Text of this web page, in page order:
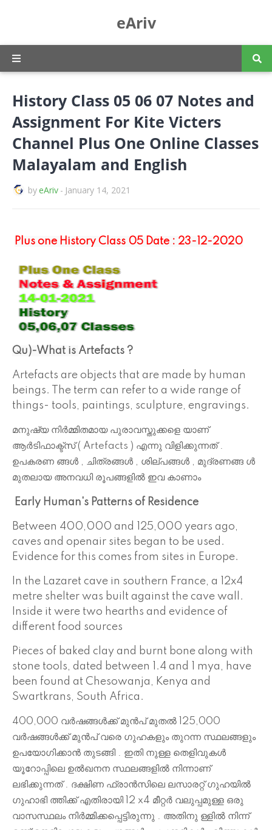
eAriv
History Class 05 06 07 Notes and
Assignment For Kite Victers
Channel Plus One Online Classes
Malayalam and English
by eAriv - January 14, 2021
Plus one History Class 05 Date : 23-12-2020
Qu)-What is Artefacts ?
Artefacts are objects that are made by human
beings. The term can refer to a wide range of
things- tools, paintings, sculpture, engravings.
മനുഷ്യ നിർമ്മിതമായ പുരാവസ്തുക്കളെ യാണ്
ആർടിഫാക്ട്സ് ( Artefacts ) എന്നു വിളിക്കുന്നത് .
ഉപകരണ ങ്ങൾ , ചിത്രങ്ങൾ , ശില്പങ്ങൾ , മുദ്രണങ്ങ ൾ
മുതലായ അനവധി രൂപങ്ങളിൽ ഇവ കാണാം
Early Human's Patterns of Residence
Between 400,000 and 125,000 years ago,
caves and openair sites began to be used.
Evidence for this comes from sites in Europe.
In the Lazaret cave in southern France, a 12x4
metre shelter was built against the cave wall.
Inside it were two hearths and evidence of
different food sources
Pieces of baked clay and burnt bone along with
stone tools, dated between 1.4 and 1 mya, have
been found at Chesowanja, Kenya and
Swartkrans, South Africa.
400,000 വർഷങ്ങൾക്ക് മുൻപ് മുതൽ 125,000
വർഷങ്ങൾക്ക് മുൻപ് വരെ ഗുഹകളും തുറന്ന സ്ഥലങ്ങളും
ഉപയോഗിക്കാൻ തുടങ്ങി . ഇതി നുള്ള തെളിവുകൾ
യൂറോപ്പിലെ ഉൽഖനന സ്ഥലങ്ങളിൽ നിന്നാണ്
ലഭിക്കുന്നത് . ദക്ഷിണ ഫ്രാൻസിലെ ലസാരറ്റ് ഗുഹയിൽ
ഗുഹാഭി ത്തിക്ക് എതിരായി 12 x4 മീറ്റർ വലുപ്പമുള്ള ഒരു
വാസസ്ഥലം നിർമ്മിക്കപ്പെട്ടിരുന്നു . അതിനു ള്ളിൽ നിന്ന്